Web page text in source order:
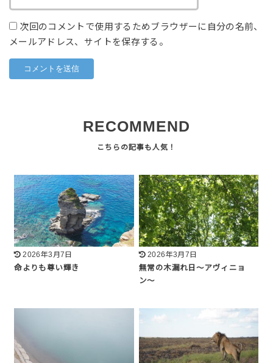
次回のコメントで使用するためブラウザーに自分の名前、
メールアドレス、サイトを保存する。
RECOMMEND
2026年3月7日
命よりも尊い輝き
2026年3月7日
無常の木漏れ日〜アヴィニョ
ン〜